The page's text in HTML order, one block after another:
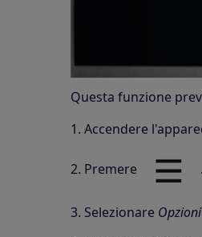
Questa funzione
1. Accendere
2. Premere .
3. Selezionare Opzioni